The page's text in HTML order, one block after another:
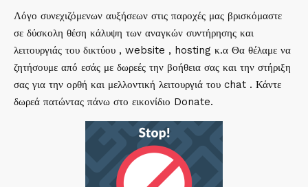
Λόγο συνεχιζόμενων αυξήσεων στις παροχές μας βρισκόμαστε
σε δύσκολη θέση κάλυψη των αναγκών συντήρησης και
λειτουργιάς του δικτύου , website , hosting κ.α Θα θέλαμε να
ζητήσουμε από εσάς με δωρεές την βοήθεια σας και την στήριξη
σας για την ορθή και μελλοντική λειτουργιά του chat . Κάντε
δωρεά πατώντας πάνω στο εικονίδιο Donate.